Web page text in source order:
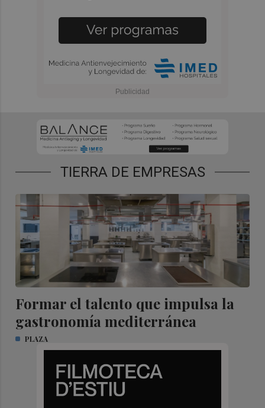
TIERRA DE EMPRESAS
Formar el talento que impulsa la
gastronomía mediterránea
PLAZA